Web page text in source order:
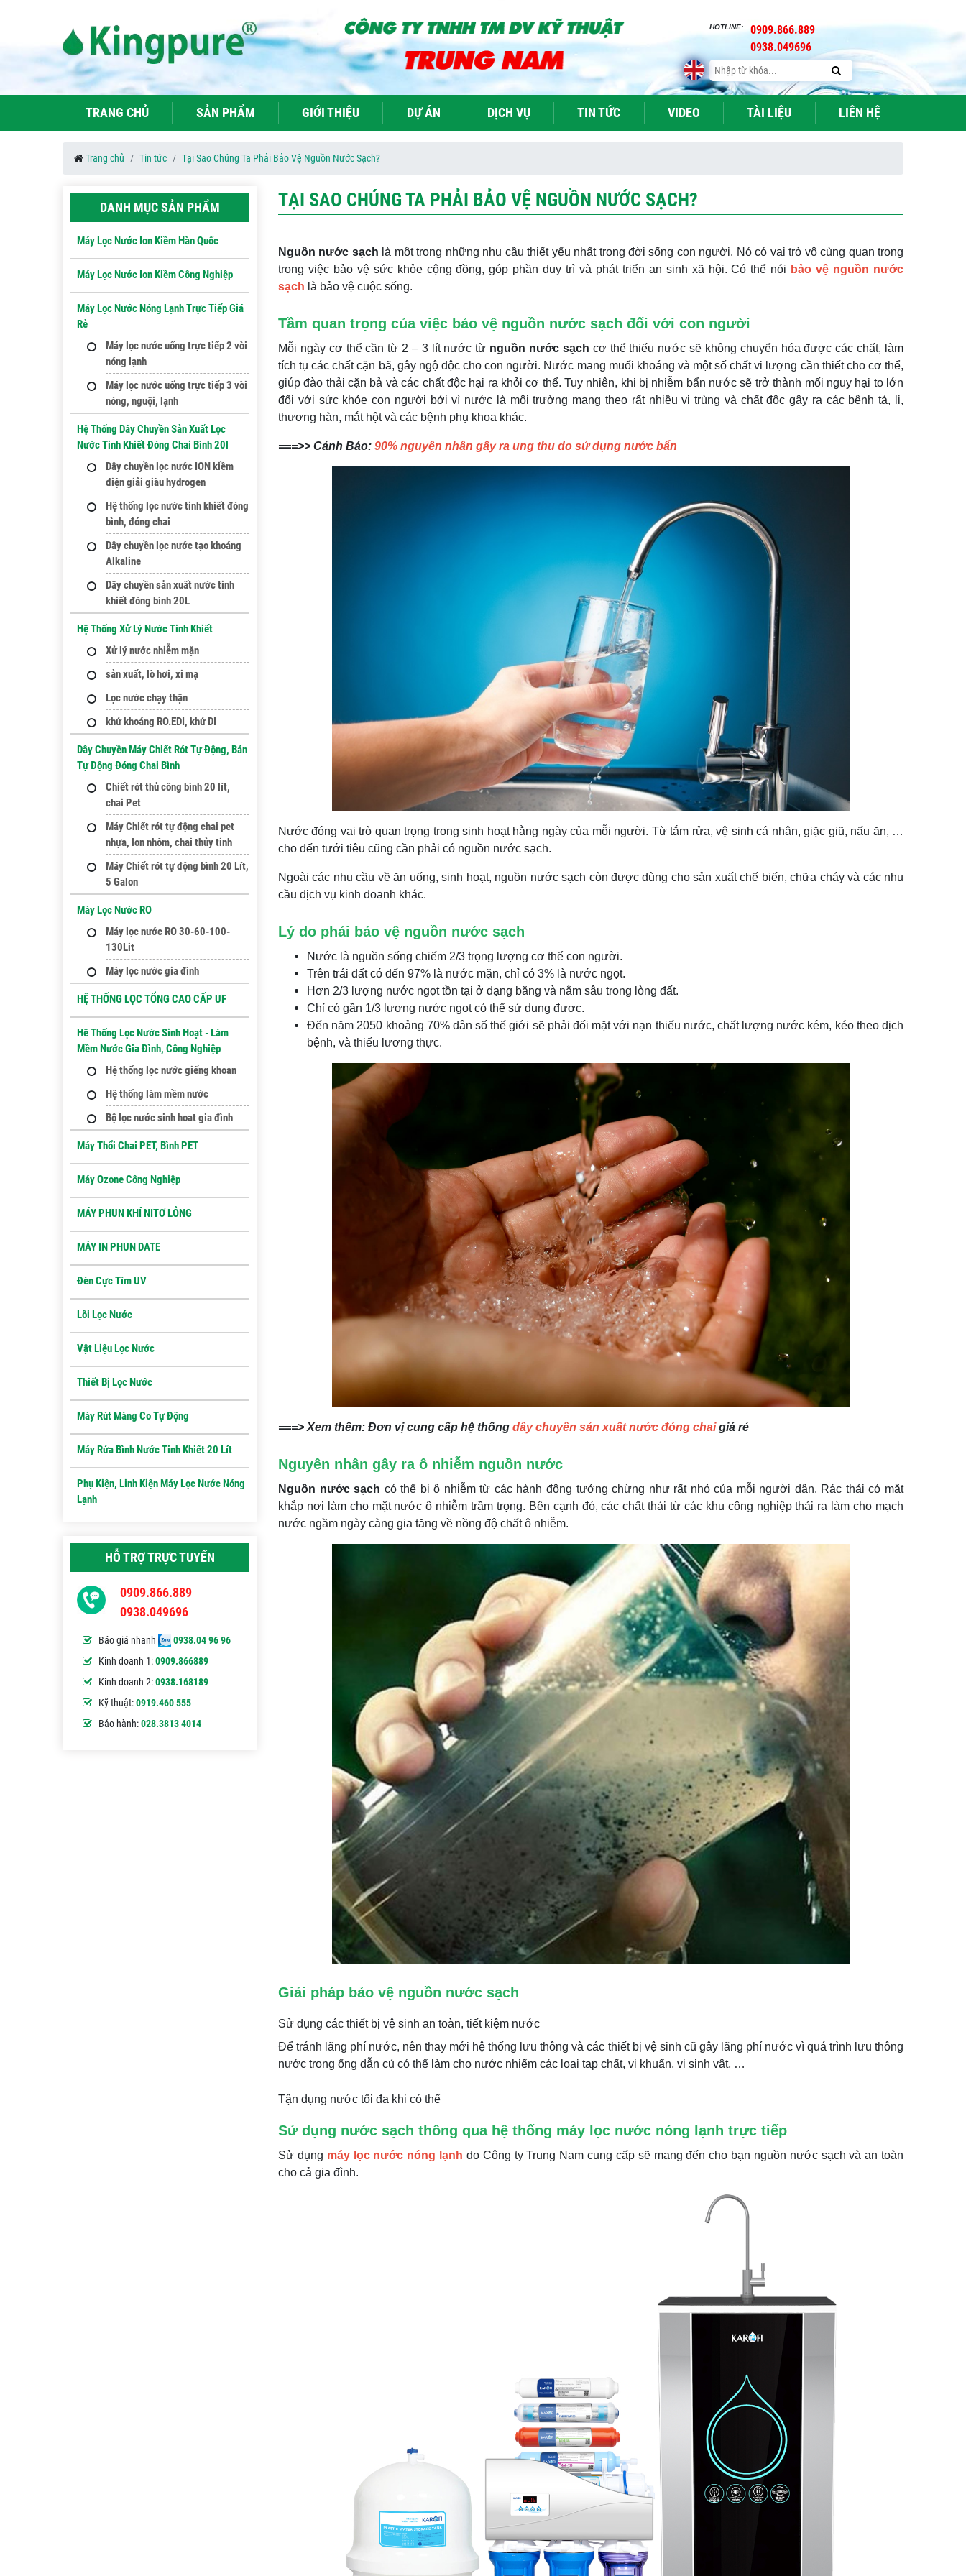
HOTLINE:
0909.866.889
0938.049696
TRANG CHỦ SẢN PHẨM GIỚI THIỆU DỰ ÁN DỊCH VỤ TIN TỨC VIDEO TÀI LIỆU LIÊN HỆ
Trang chủ Tin tức Tại Sao Chúng Ta Phải Bảo Vệ Nguồn Nước Sạch?
TẠI SAO CHÚNG TA PHẢI BẢO VỆ NGUỒN NƯỚC SẠCH?
Nguồn nước sạch là một trong những nhu cầu thiết yếu nhất trong đời sống con người. Nó có vai trò vô cùng quan trọng
trong việc bảo vệ sức khỏe cộng đồng, góp phần duy trì và phát triển an sinh xã hội. Có thể nói bảo vệ nguồn nước
sạch là bảo vệ cuộc sống.
Tầm quan trọng của việc bảo vệ nguồn nước sạch đối với con người
Mỗi ngày cơ thể cần từ 2 – 3 lít nước từ nguồn nước sạch cơ thể thiếu nước sẽ không chuyển hóa được các chất, làm
tích tụ các chất cặn bã, gây ngộ độc cho con người. Nước mang muối khoáng và một số chất vi lượng cần thiết cho cơ thể,
giúp đào thải cặn bả và các chất độc hại ra khỏi cơ thể. Tuy nhiên, khi bị nhiễm bẩn nước sẽ trở thành mối nguy hại to lớn
đối với sức khỏe con người bởi vì nước là môi trường mang theo rất nhiều vi trùng và chất độc gây ra các bệnh tả, lị,
thương hàn, mắt hột và các bệnh phụ khoa khác.
===>> Cảnh Báo: 90% nguyên nhân gây ra ung thu do sử dụng nước bẩn
Nước đóng vai trò quan trọng trong sinh hoạt hằng ngày của mỗi người. Từ tắm rửa, vệ sinh cá nhân, giặc giũ, nấu ăn, …
cho đến tưới tiêu cũng cần phải có nguồn nước sạch.
Ngoài các nhu cầu về ăn uống, sinh hoạt, nguồn nước sạch còn được dùng cho sản xuất chế biến, chữa cháy và các nhu
cầu dịch vụ kinh doanh khác.
Lý do phải bảo vệ nguồn nước sạch
Nước là nguồn sống chiếm 2/3 trọng lượng cơ thể con người.
Trên trái đất có đến 97% là nước mặn, chỉ có 3% là nước ngọt.
Hơn 2/3 lượng nước ngọt tồn tại ở dạng băng và nằm sâu trong lòng đất.
Chỉ có gần 1/3 lượng nước ngọt có thể sử dụng được.
Đến năm 2050 khoảng 70% dân số thế giới sẽ phải đối mặt với nạn thiếu nước, chất lượng nước kém, kéo theo dịch
bệnh, và thiếu lương thực.
===> Xem thêm: Đơn vị cung cấp hệ thống dây chuyền sản xuất nước đóng chaigiá rẻ
Nguyên nhân gây ra ô nhiễm nguồn nước
Nguồn nước sạch có thể bị ô nhiễm từ các hành động tưởng chừng như rất nhỏ của mỗi người dân. Rác thải có mặt
khắp nơi làm cho mặt nước ô nhiễm trầm trọng. Bên cạnh đó, các chất thải từ các khu công nghiệp thải ra làm cho mạch
nước ngầm ngày càng gia tăng về nồng độ chất ô nhiễm.
Giải pháp bảo vệ nguồn nước sạch
Sử dụng các thiết bị vệ sinh an toàn, tiết kiệm nước
Để tránh lãng phí nước, nên thay mới hệ thống lưu thông và các thiết bị vệ sinh cũ gây lãng phí nước vì quá trình lưu thông
nước trong ống dẫn củ có thể làm cho nước nhiểm các loại tạp chất, vi khuẩn, vi sinh vật, …
Tận dụng nước tối đa khi có thể
Sử dụng nước sạch thông qua hệ thống máy lọc nước nóng lạnh trực tiếp
Sử dụng máy lọc nước nóng lạnh do Công ty Trung Nam cung cấp sẽ mang đến cho bạn nguồn nước sạch và an toàn
cho cả gia đình.
DANH MỤC SẢN PHẨM
Máy Lọc Nước Ion Kiềm Hàn Quốc
Máy Lọc Nước Ion Kiềm Công Nghiệp
Máy Lọc Nước Nóng Lạnh Trực Tiếp Giá
Rẻ
Máy lọc nước uống trực tiếp 2 vòi
nóng lạnh
Máy lọc nước uống trực tiếp 3 vòi
nóng, nguội, lạnh
Hệ Thống Dây Chuyền Sản Xuất Lọc
Nước Tinh Khiết Đóng Chai Bình 20l
Dây chuyền lọc nước ION kiềm
điện giải giàu hydrogen
Hệ thống lọc nước tinh khiết đóng
bình, đóng chai
Dây chuyền lọc nước tạo khoáng
Alkaline
Dây chuyền sản xuất nước tinh
khiết đóng bình 20L
Hệ Thống Xử Lý Nước Tinh Khiết
Xử lý nước nhiễm mặn
sản xuất, lò hơi, xi mạ
Lọc nước chạy thận
khử khoáng RO.EDI, khử DI
Dây Chuyền Máy Chiết Rót Tự Động, Bán
Tự Động Đóng Chai Bình
Chiết rót thủ công bình 20 lít,
chai Pet
Máy Chiết rót tự động chai pet
nhựa, lon nhôm, chai thủy tinh
Máy Chiết rót tự động bình 20 Lít,
5 Galon
Máy Lọc Nước RO
Máy lọc nước RO 30-60-100-
130Lit
Máy lọc nước gia đình
HỆ THỐNG LỌC TỔNG CAO CẤP UF
Hê Thống Lọc Nước Sinh Hoạt - Làm
Mềm Nước Gia Đình, Công Nghiệp
Hệ thống lọc nước giếng khoan
Hệ thống làm mềm nước
Bộ lọc nước sinh hoat gia đình
Máy Thổi Chai PET, Bình PET
Máy Ozone Công Nghiệp
MÁY PHUN KHÍ NITƠ LỎNG
MÁY IN PHUN DATE
Đèn Cực Tím UV
Lõi Lọc Nước
Vật Liệu Lọc Nước
Thiết Bị Lọc Nước
Máy Rút Màng Co Tự Động
Máy Rửa Bình Nước Tinh Khiết 20 Lít
Phụ Kiện, Linh Kiện Máy Lọc Nước Nóng
Lạnh
HỖ TRỢ TRỰC TUYẾN
0909.866.889
0938.049696
Báo giá nhanh
0938.04 96 96
Kinh doanh 1:0909.866889
Kinh doanh 2:0938.168189
Kỹ thuật:0919.460 555
Bảo hành:028.3813 4014